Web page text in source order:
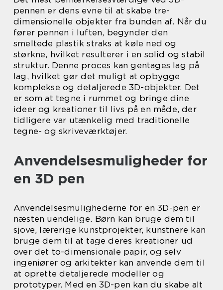
pennen er dens evne til at skabe tre-
dimensionelle objekter fra bunden af. Når du
fører pennen i luften, begynder den
smeltede plastik straks at køle ned og
størkne, hvilket resulterer i en solid og stabil
struktur. Denne proces kan gentages lag på
lag, hvilket gør det muligt at opbygge
komplekse og detaljerede 3D-objekter. Det
er som at tegne i rummet og bringe dine
ideer og kreationer til livs på en måde, der
tidligere var utænkelig med traditionelle
tegne- og skriveværktøjer.
Anvendelsesmuligheder for
en 3D pen
Anvendelsesmulighederne for en 3D-pen er
næsten uendelige. Børn kan bruge dem til
sjove, lærerige kunstprojekter, kunstnere kan
bruge dem til at tage deres kreationer ud
over det to-dimensionale papir, og selv
ingeniører og arkitekter kan anvende dem til
at oprette detaljerede modeller og
prototyper. Med en 3D-pen kan du skabe alt